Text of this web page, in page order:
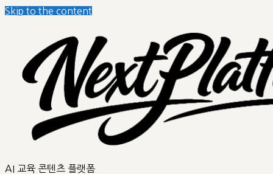
Skip to the content
nextplatform
AI 교육 콘텐츠 플랫폼